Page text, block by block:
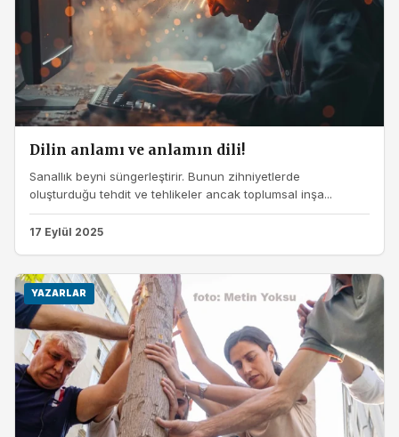
Dilin anlamı ve anlamın dili!
Sanallık beyni süngerleştirir. Bunun zihniyetlerde
oluşturduğu tehdit ve tehlikeler ancak toplumsal inşa...
17 Eylül 2025
YAZARLAR